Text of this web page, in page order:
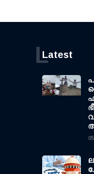
Latest
L